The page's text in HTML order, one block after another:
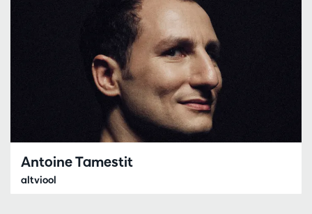
Antoine Tamestit
altviool